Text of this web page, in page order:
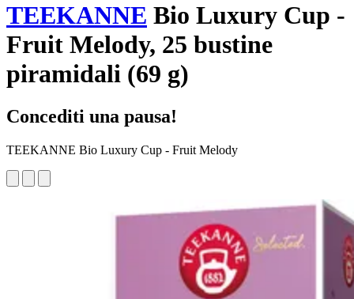
TEEKANNE Bio Luxury Cup -
Fruit Melody, 25 bustine
piramidali (69 g)
Concediti una pausa!
TEEKANNE Bio Luxury Cup - Fruit Melody